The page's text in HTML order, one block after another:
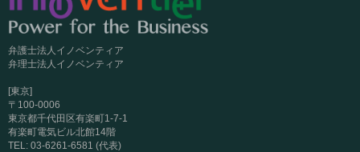
弁護士法人イノベンティア
弁理士法人イノベンティア
[東京]
〒100-0006
東京都千代田区有楽町1-7-1
有楽町電気ビル北館14階
TEL: 03-6261-6581 (代表)